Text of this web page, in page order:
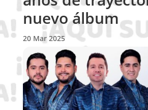
nuevo álbum
20 Mar 2025